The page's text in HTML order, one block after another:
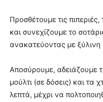
Προσθέτουμε τις
και συνεχίζουμε το
ανακατεύοντας με
Αποσύρουμε, αδειάζουμε
μούλτι (σε δόσεις) και τα
λεπτά, μέχρι να